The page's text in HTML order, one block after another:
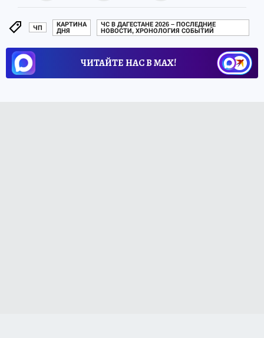
ЧП
КАРТИНА
ДНЯ
ЧС В ДАГЕСТАНЕ 2026 – ПОСЛЕДНИЕ
НОВОСТИ, ХРОНОЛОГИЯ СОБЫТИЙ
ЧИТАЙТЕ НАС В МАХ!